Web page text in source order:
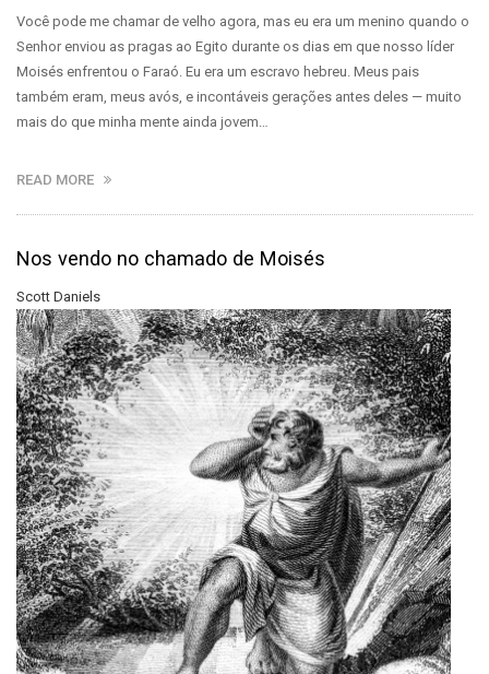
Você pode me chamar de velho agora, mas eu era um menino quando o
Senhor enviou as pragas ao Egito durante os dias em que nosso líder
Moisés enfrentou o Faraó. Eu era um escravo hebreu. Meus pais
também eram, meus avós, e incontáveis gerações antes deles — muito
mais do que minha mente ainda jovem…
READ MORE
Nos vendo no chamado de Moisés
Scott Daniels